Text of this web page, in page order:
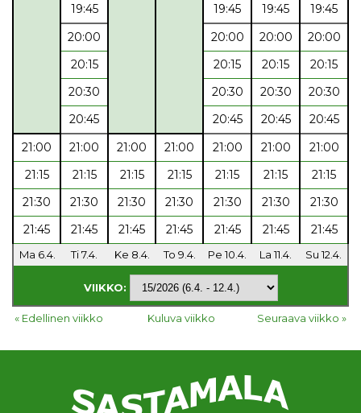
19:45 19:45 19:45
19:45
20:00
20:00 20:00
20:00
20:15
20:15 20:15
20:15
20:30
20:30 20:30
20:30
20:45
20:45 20:45
20:45
21:00
21:00 21:00 21:00 21:00 21:00
21:00
21:15
21:15 21:15 21:15 21:15 21:15
21:15
21:30
21:30 21:30 21:30 21:30 21:30
21:30
21:45
21:45 21:45 21:45 21:45 21:45 21:45
Ma 6.4. Ti 7.4. Ke 8.4. To 9.4. Pe 10.4. La 11.4. Su 12.4.
VIIKKO:
« Edellinen viikko Kuluva viikko Seuraava viikko »